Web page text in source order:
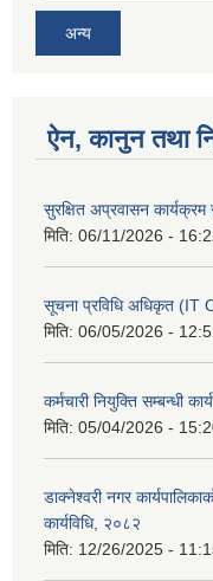
अन्य
ऐन, कानुन तथा
सुरक्षित अप्रवासन
मिति: 06/11/2026 -
सूचना प्रविधि अधिकृत (IT
मिति: 06/05/2026 -
कर्मचारी नियुक्ति सम्बन्धी
मिति: 05/04/2026 -
डाक्नेश्वरी नगर
कार्यविधि, २०८२
मिति: 12/26/2025 -